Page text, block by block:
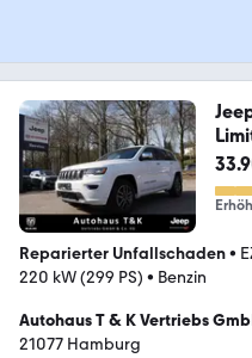
Reparierter Unfallschaden•
220 kW (299 PS) • Benzin
Autohaus T & K Vertriebs
21077 Hamburg